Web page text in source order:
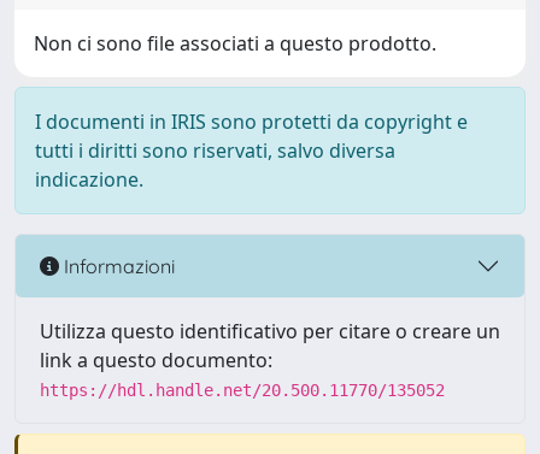
Non ci sono file associati a questo prodotto.
I documenti in IRIS sono protetti da copyright e
tutti i diritti sono riservati, salvo diversa
indicazione.
Informazioni
Utilizza questo identificativo per citare o creare un
link a questo documento:
https://hdl.handle.net/20.500.11770/135052